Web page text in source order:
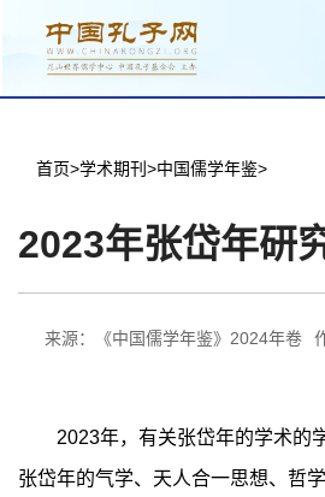
首页>学术期刊 >中国儒学年鉴>
2023年张岱年研
来源：《中国儒学年鉴》2024年卷
2023年，有关张岱年的学术的
张岱年的气学、天人合一思想、哲